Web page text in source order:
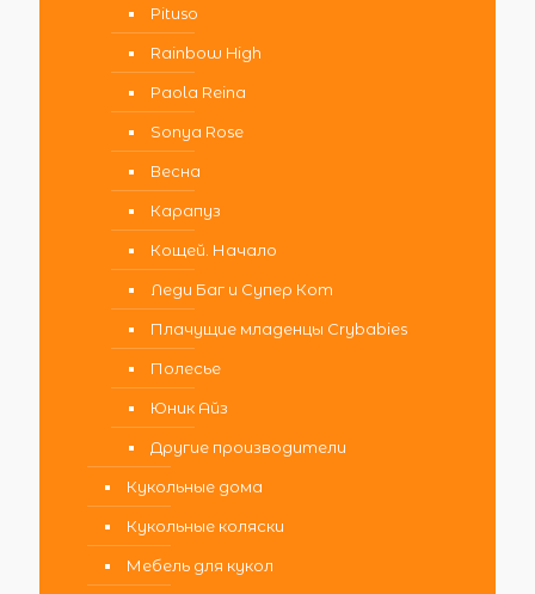
Pituso
Rainbow High
Paola Reina
Sonya Rose
Весна
Карапуз
Кощей. Начало
Леди Баг и Супер Кот
Плачущие младенцы Crybabies
Полесье
Юник Айз
Другие производители
Кукольные дома
Кукольные коляски
Мебель для кукол